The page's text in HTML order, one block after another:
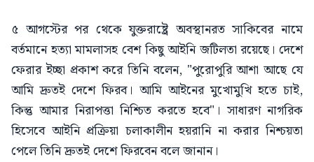
৫ আগস্টের পর থেকে যুক্তরাষ্ট্রে অবস্থানরত সাকিবের নামে
বর্তমানে হত্যা মামলাসহ বেশ কিছু আইনি জটিলতা রয়েছে। দেশে
ফেরার ইচ্ছা প্রকাশ করে তিনি বলেন, "পুরোপুরি আশা আছে যে
আমি দ্রুতই দেশে ফিরব। আমি আইনের মুখোমুখি হতে চাই,
কিন্তু আমার নিরাপত্তা নিশ্চিত করতে হবে"। সাধারণ নাগরিক
হিসেবে আইনি প্রক্রিয়া চলাকালীন হয়রানি না করার নিশ্চয়তা
পেলে তিনি দ্রুতই দেশে ফিরবেন বলে জানান।